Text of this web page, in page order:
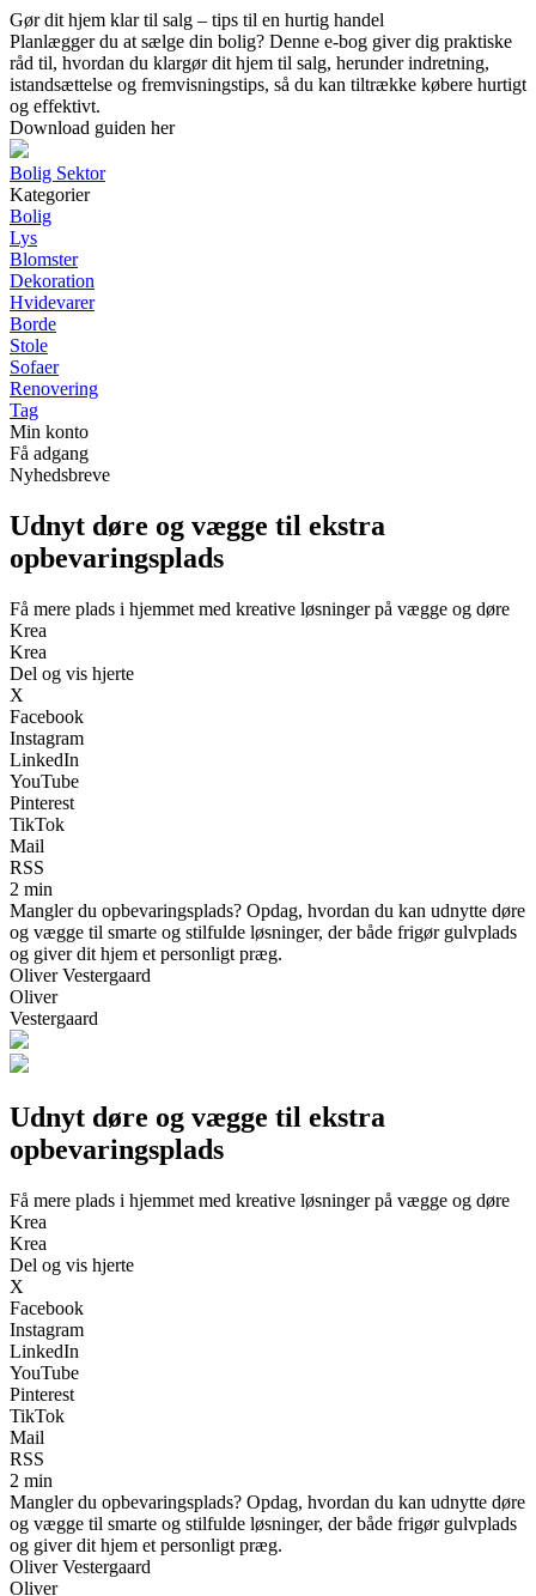
Gør dit hjem klar til salg – tips til en hurtig handel
Planlægger du at sælge din bolig? Denne e-bog giver dig praktiske
råd til, hvordan du klargør dit hjem til salg, herunder indretning,
istandsættelse og fremvisningstips, så du kan tiltrække købere hurtigt
og effektivt.
Download guiden her
Bolig Sektor
Kategorier
Bolig
Lys
Blomster
Dekoration
Hvidevarer
Borde
Stole
Sofaer
Renovering
Tag
Min konto
Få adgang
Nyhedsbreve
Udnyt døre og vægge til ekstra
opbevaringsplads
Få mere plads i hjemmet med kreative løsninger på vægge og døre
Krea
Krea
Del og vis hjerte
X
Facebook
Instagram
LinkedIn
YouTube
Pinterest
TikTok
Mail
RSS
2 min
Mangler du opbevaringsplads? Opdag, hvordan du kan udnytte døre
og vægge til smarte og stilfulde løsninger, der både frigør gulvplads
og giver dit hjem et personligt præg.
Oliver Vestergaard
Oliver
Vestergaard
Udnyt døre og vægge til ekstra
opbevaringsplads
Få mere plads i hjemmet med kreative løsninger på vægge og døre
Krea
Krea
Del og vis hjerte
X
Facebook
Instagram
LinkedIn
YouTube
Pinterest
TikTok
Mail
RSS
2 min
Mangler du opbevaringsplads? Opdag, hvordan du kan udnytte døre
og vægge til smarte og stilfulde løsninger, der både frigør gulvplads
og giver dit hjem et personligt præg.
Oliver Vestergaard
Oliver